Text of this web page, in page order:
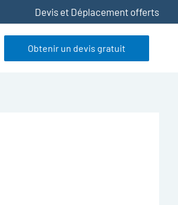
Devis et Déplacement offerts
Obtenir un devis gratuit